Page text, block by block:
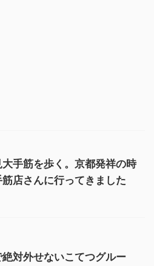
手筋を歩く。京都発祥の時
店さんに行ってきました
対外せないこてつグルー